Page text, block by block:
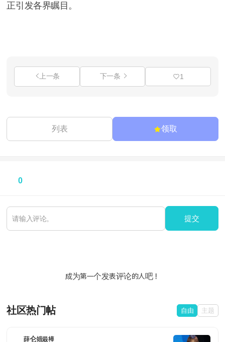
正引发各界瞩目。
上一条 下一条 1
列表 领取
0
提交
成为第一个发表评论的人吧！
社区热门帖 自由 主题
薛仑娥最棒